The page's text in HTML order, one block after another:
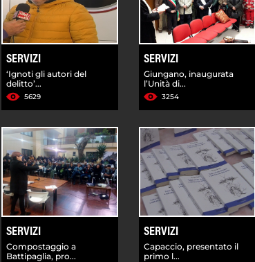
SERVIZI
‘Ignoti gli autori del
delitto’...
5629
SERVIZI
Giungano, inaugurata
l’Unità di...
3254
SERVIZI
Compostaggio a
Battipaglia, pro...
SERVIZI
Capaccio, presentato il
primo l...